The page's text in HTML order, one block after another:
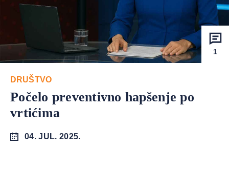
1
DRUŠTVO
Počelo preventivno hapšenje po
vrtićima
04. JUL. 2025.